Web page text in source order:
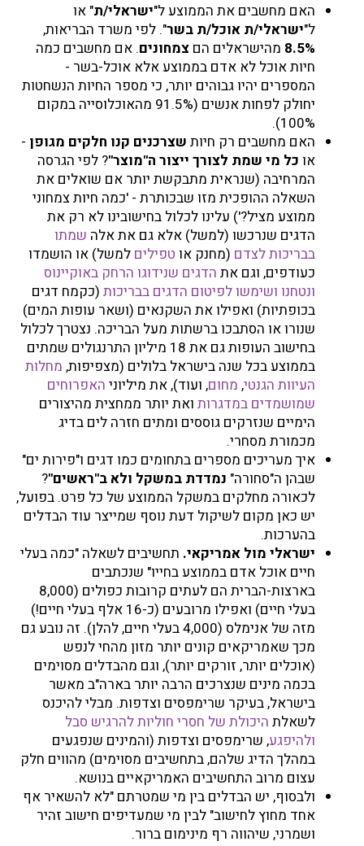
האם מחשבים את הממוצע ל"ישראלי/ת" או
ל"ישראלי/ת אוכל/ת בשר". לפי משרד הבריאות,
8.5% מהישראלים הם צמחונים. אם מחשבים כמה
חיות אוכל לא אדם בממוצע אלא אוכל-בשר -
המספרים יהיו גבוהים יותר, כי מספר החיות הנשחטות
יחולק לפחות אנשים (91.5% מהאוכלוסייה במקום
100%).
האם מחשבים רק חיות שצרכנים קנו חלקים מגופן -
או כל מי שמת לצורך ייצור ה"מוצר"? לפי הגרסה
המרחיבה (שנראית מתבקשת יותר אם שואלים את
השאלה ההופכית מזו שבכותרת - 'כמה חיות צמחוני
ממוצע מציל?') עלינו לכלול בחישובינו לא רק את
הדגים שנרכשו (למשל) אלא גם את אלה שמתו
בבריכות לצדם (מחנק או טפילים למשל) או הושמדו
כעודפים, וגם את הדגים שנידוגו הרחק באוקיינוס
ונטחנו ושימשו לפיטום הדגים בבריכות (כקמח דגים
בכופתיות) ואפילו את השקנאים (ושאר עופות המים)
שנורו או הסתבכו ברשתות מעל הבריכה. נצטרך לכלול
בחישוב העופות גם את 18 מיליון התרנגולים שמתים
בממוצע בכל שנה בישראל בלולים (מצפיפות, מחלות
העיוות הגנטי, מחום, ועוד), את מיליוני האפרוחים
שמושמדים במדגרות ואת יותר ממחצית מהיצורים
הימיים שנזרקים גוססים ומתים חזרה לים בדיג
מכמורת מסחרי.
איך מעריכים מספרים בתחומים כמו דגים ו"פירות ים"
שבהן ה"סחורה" נמדדת במשקל ולא ב"ראשים"?
לכאורה מחלקים במשקל הממוצע של כל פרט. בפועל,
יש כאן מקום לשיקול דעת נוסף שמייצר עוד הבדלים
בהערכות.
ישראלי מול אמריקאי. תחשיבים לשאלה "כמה בעלי
חיים אוכל אדם בממוצע בחייו" שנכתבים
בארצות-הברית הם לעתים קרובות כפולים (8,000
בעלי חיים) ואפילו מרובעים (כ-16 אלף בעלי חיים!)
מזה של אנימלס (4,000 בעלי חיים, להלן). זה נובע גם
מכך שאמריקאים קונים יותר מזון מהחי לנפש
(אוכלים יותר, זורקים יותר), וגם מהבדלים מסוימים
בכמה מינים שנצרכים הרבה יותר בארה"ב מאשר
בישראל, בעיקר שרימפסים וצדפות. מבלי להיכנס
לשאלת היכולת של חסרי חוליות להרגיש סבל
ולהיפגע, שרימפסים וצדפות (והמינים שנפגעים
במהלך הדיג שלהם, בתחשיבים מסוימים) מהווים חלק
עצום מרוב התחשיבים האמריקאיים בנושא.
ולבסוף, יש הבדלים בין מי שמטרתם "לא להשאיר אף
אחד מחוץ לחישוב" לבין מי שמעדיפים חישוב זהיר
ושמרני, שיהווה רף מינימום ברור.